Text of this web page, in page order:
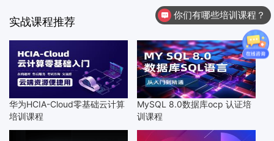
实战课程推荐
华为HCIA-Cloud零基础云计算
培训课程
MySQL 8.0数据库ocp 认证培
训课程
你们有哪些培训课程？